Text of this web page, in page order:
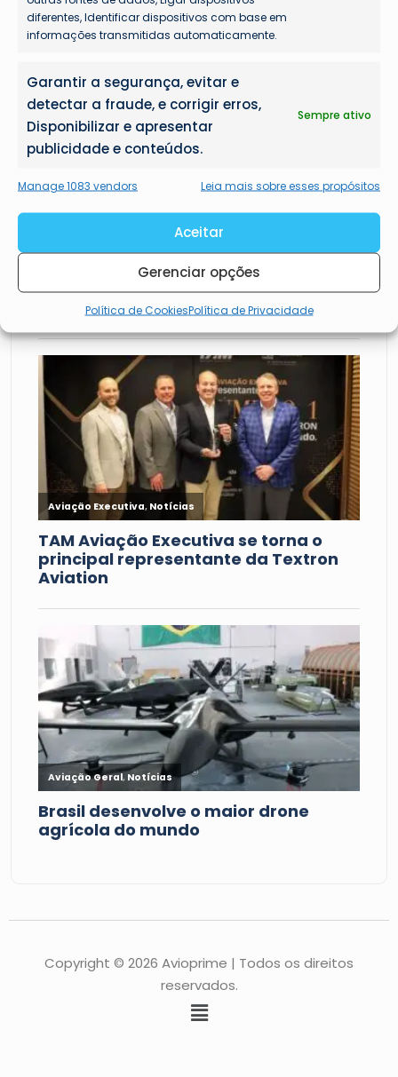
diferentes, Identificar dispositivos com base em
informações transmitidas automaticamente.
Garantir a segurança, evitar e
detectar a fraude, e corrigir erros,
Disponibilizar e apresentar
publicidade e conteúdos.
Sempre ativo
Manage 1083 vendors Leia mais sobre esses propósitos
Aceitar
Gerenciar opções
Política de CookiesPolítica de Privacidade
Copyright © 2026 Avioprime | Todos os direitos
reservados.